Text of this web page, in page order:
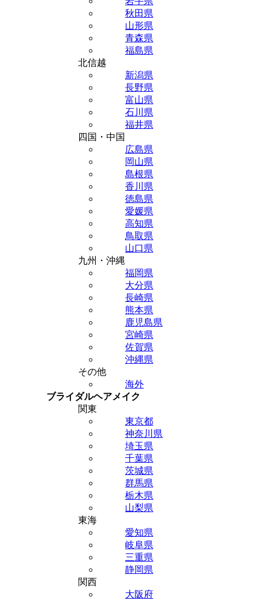
秋田県
山形県
青森県
福島県
北信越
新潟県
長野県
富山県
石川県
福井県
四国・中国
広島県
岡山県
島根県
香川県
徳島県
愛媛県
高知県
鳥取県
山口県
九州・沖縄
福岡県
大分県
長崎県
熊本県
鹿児島県
宮崎県
佐賀県
沖縄県
その他
海外
ブライダルヘアメイク
関東
東京都
神奈川県
埼玉県
千葉県
茨城県
群馬県
栃木県
山梨県
東海
愛知県
岐阜県
三重県
静岡県
関西
大阪府